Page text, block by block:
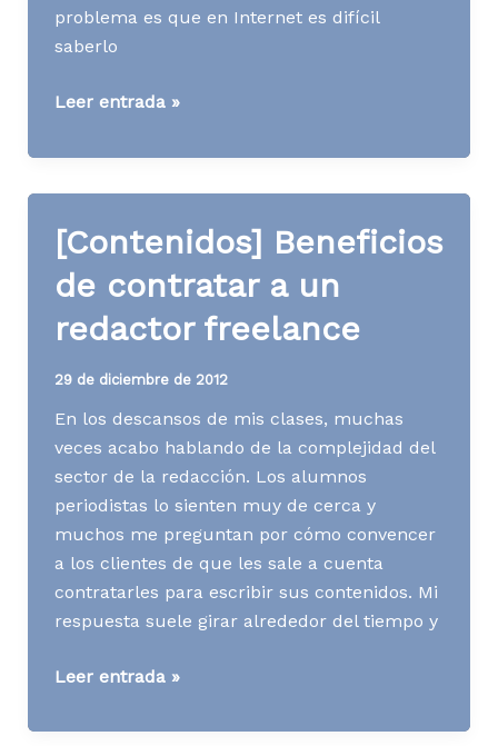
problema es que en Internet es difícil
saberlo
[Contenidos]
creador
content
curator,
periodista?
Leer entrada »
[Contenidos] Beneficios
de contratar a un
redactor freelance
29 de diciembre de 2012
En los descansos de mis clases, muchas
veces acabo hablando de la complejidad del
sector de la redacción. Los alumnos
periodistas lo sienten muy de cerca y
muchos me preguntan por cómo convencer
a los clientes de que les sale a cuenta
contratarles para escribir sus contenidos. Mi
respuesta suele girar alrededor del tiempo y
[Contenidos]
de
Leer entrada »